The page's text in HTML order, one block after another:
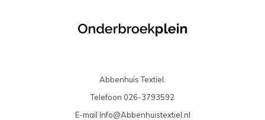
Abbenhuis Textiel.
Telefoon 026-3793592
E-mail Info@Abbenhuistextiel.nl